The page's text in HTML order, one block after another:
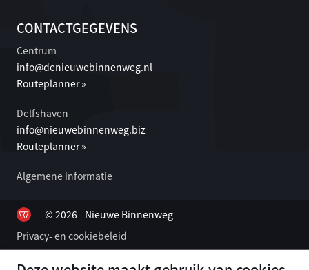
CONTACTGEGEVENS
Centrum
info@denieuwebinnenweg.nl
Routeplanner »
Delfshaven
info@nieuwebinnenweg.biz
Routeplanner »
Algemene informatie
© 2026 - Nieuwe Binnenweg
Privacy- en cookiebeleid